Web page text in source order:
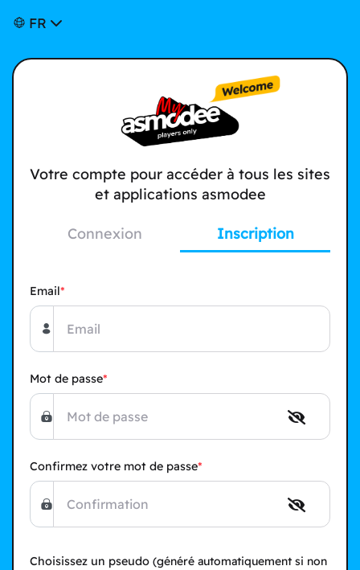
FR
Votre compte pour accéder à tous les sites
et applications asmodee
Connexion Inscription
Email
Mot de passe
Confirmez votre mot de passe
Choisissez un pseudo (généré automatiquement si non